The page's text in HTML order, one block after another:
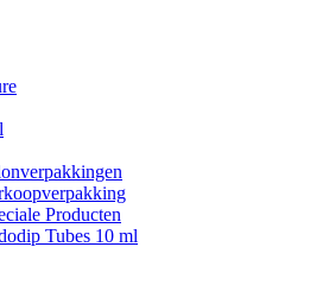
Producten
Tubes 10 ml